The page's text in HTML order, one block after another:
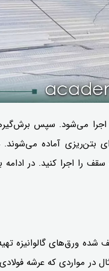
می‌شود. سپس
آماده می‌شوند.
را اجرا کنید. در ادامه
ورق‌های گالوانیزه تهیه
در مواردی که عرشه